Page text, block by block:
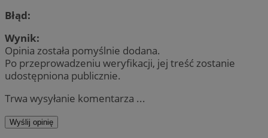
Błąd:
Wynik:
Opinia została pomyślnie dodana.
Po przeprowadzeniu weryfikacji, jej treść zostanie
udostępniona publicznie.
Trwa wysyłanie komentarza ...
Wyślij opinię